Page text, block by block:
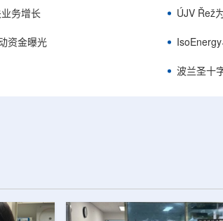
海外铀...
务增长
资金曝光
ÚJV Řež
波兰圣十